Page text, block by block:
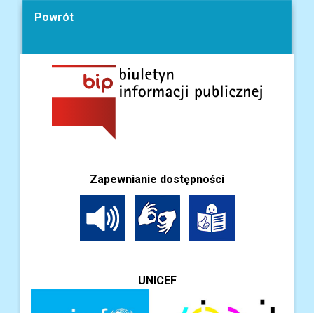
Powrót
Zapewnianie dostępności
UNICEF